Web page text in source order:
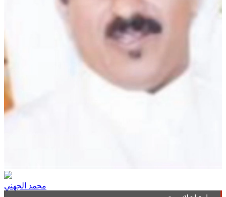
محمد الجهني